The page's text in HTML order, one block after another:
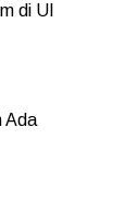
di UI
Ada